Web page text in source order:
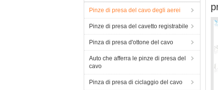
Pinze di presa del cavo degli aerei
Pinze di presa del cavetto registrabile
Pinza di presa d'ottone del cavo
Auto che afferra le pinze di presa del
cavo
Pinza di presa di ciclaggio del cavo